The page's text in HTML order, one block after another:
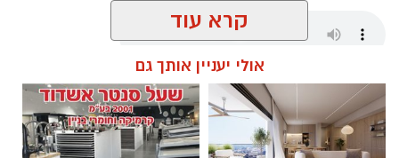
שחר כחלון / 17:59 07.08.26
קרא עוד
אולי יעניין אותך גם